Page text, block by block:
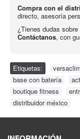
Compra con el
directo, asesoría
¿Tienes dudas
Contáctanos, con
Etiquetas:
base con batería
boutique fitness
distribuidor méxico